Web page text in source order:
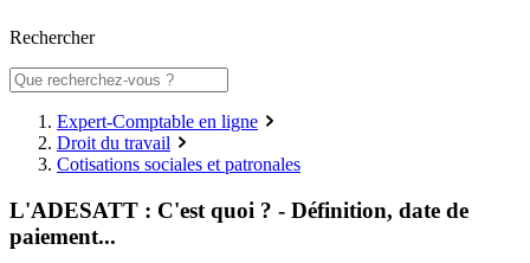
Rechercher
Expert-Comptable en ligne
Droit du travail
Cotisations sociales et patronales
L'ADESATT : C'est quoi ? - Définition, date de
paiement...